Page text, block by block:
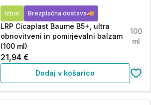
Izbor Brezplačna dostava🚚
LRP Cicaplast Baume B5+, ultra
obnovitveni in pomirjevalni balzam
(100 ml)
100
ml
21,94 €
Dodaj v košarico